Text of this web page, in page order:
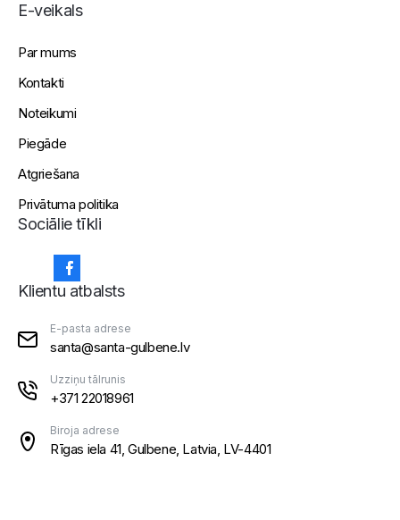
E-veikals
Par mums
Kontakti
Noteikumi
Piegāde
Atgriešana
Privātuma politika
Sociālie tīkli
Klientu atbalsts
E-pasta adrese
santa@santa-gulbene.lv
Uzziņu tālrunis
+371 22018961
Biroja adrese
Rīgas iela 41, Gulbene, Latvia, LV-4401